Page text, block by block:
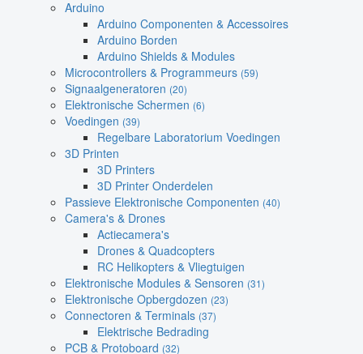
Arduino
Arduino Componenten & Accessoires
Arduino Borden
Arduino Shields & Modules
Microcontrollers & Programmeurs (59)
Signaalgeneratoren (20)
Elektronische Schermen (6)
Voedingen (39)
Regelbare Laboratorium Voedingen
3D Printen
3D Printers
3D Printer Onderdelen
Passieve Elektronische Componenten (40)
Camera's & Drones
Actiecamera's
Drones & Quadcopters
RC Helikopters & Vliegtuigen
Elektronische Modules & Sensoren (31)
Elektronische Opbergdozen (23)
Connectoren & Terminals (37)
Elektrische Bedrading
PCB & Protoboard (32)